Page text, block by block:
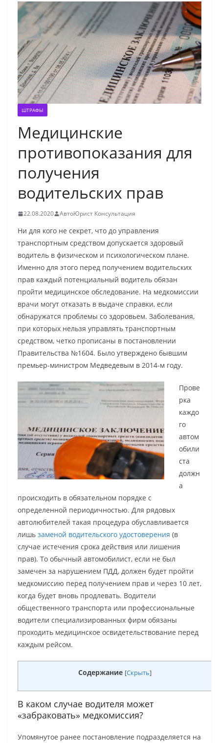
ШТРАФЫ
Медицинские
противопоказания для
получения
водительских прав
22.08.2020 АвтоЮрист Консультация
Ни для кого не секрет, что до управления
транспортным средством допускается здоровый
водитель в физическом и психологическом плане.
Именно для этого перед получением водительских
прав каждый потенциальный водитель обязан
пройти медицинское обследование. На медкомиссии
врачи могут отказать в выдаче справки, если
обнаружатся проблемы со здоровьем. Заболевания,
при которых нельзя управлять транспортным
средством, четко прописаны в постановлении
Правительства №1604. Было утверждено бывшим
премьер-министром Медведевым в 2014-м году.
Прове
рка
каждо
го
автом
обили
ста
должн
а
происходить в обязательном порядке с
определенной периодичностью. Для рядовых
автолюбителей такая процедура обуславливается
лишь заменой водительского удостоверения (в
случае истечения срока действия или лишения
прав). То обычный автомобилист, если не был
замечен за нарушением ПДД, должен будет пройти
медкомиссию перед получением прав и через 10 лет,
когда будет вновь продлевать. Водители
общественного транспорта или профессиональные
водители специализированных фирм обязаны
проходить медицинское освидетельствование перед
каждым рейсом.
Содержание [Скрыть]
В каком случае водителя может
«забраковать» медкомиссия?
Упомянутое ранее постановление подразделяется на